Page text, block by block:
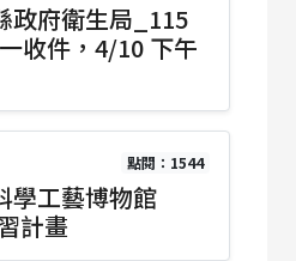
政府衛生局_115
收件，4/10 下午
點閱：1544
學工藝博物館
計畫